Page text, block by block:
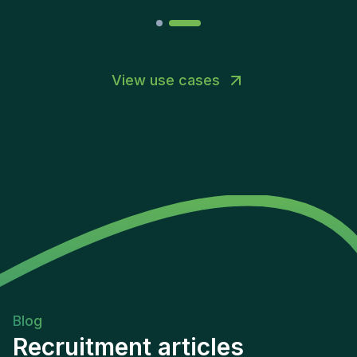
View use cases
Blog
Recruitment articles